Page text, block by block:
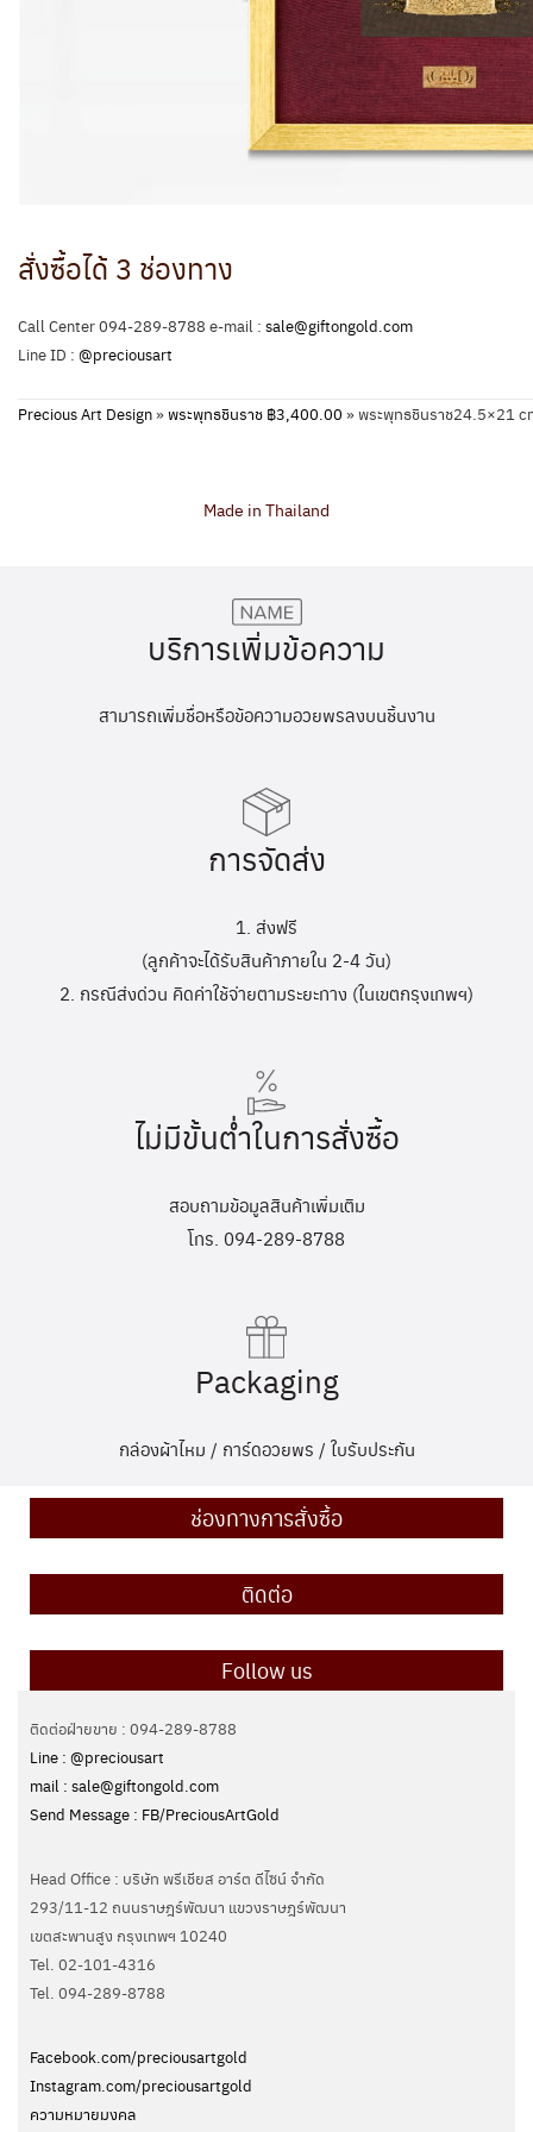
สั่งซื้อได้ 3 ช่องทาง
Call Center 094-289-8788 e-mail : sale@giftongold.com
Line ID : @preciousart
Precious Art Design»พระพุทธชินราช ฿3,400.00 »พระพุทธชินราช24.5×21
Made in Thailand
บริการเพิ่มข้อความ
สามารถเพิ่มชื่อหรือข้อความอวยพรลงบนชิ้นงาน
การจัดส่ง
1. ส่งฟรี
(ลูกค้าจะได้รับสินค้าภายใน 2-4 วัน)
2. กรณีส่งด่วน คิดค่าใช้จ่ายตามระยะทาง (ในเขตกรุงเทพฯ)
ไม่มีขั้นต่ำในการสั่งซื้อ
สอบถามข้อมูลสินค้าเพิ่มเติม
โทร. 094-289-8788
Packaging
กล่องผ้าไหม / การ์ดอวยพร / ใบรับประกัน
ช่องทางการสั่งซื้อ
ติดต่อ
Follow us
ติดต่อฝ่ายขาย : 094-289-8788
Line : @preciousart
mail : sale@giftongold.com
Send Message : FB/PreciousArtGold
Head Office : บริษัท พรีเชียส อาร์ต ดีไซน์ จำกัด
293/11-12 ถนนราษฎร์พัฒนา แขวงราษฎร์พัฒนา
เขตสะพานสูง กรุงเทพฯ 10240
Tel. 02-101-4316
Tel. ‭094-289-8788‬
Facebook.com/preciousartgold
Instagram.com/preciousartgold
ความหมายมงคล